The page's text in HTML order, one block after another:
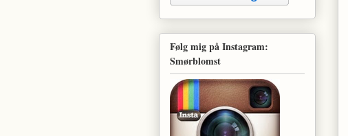
Følg mig på Instagram:
Smørblomst